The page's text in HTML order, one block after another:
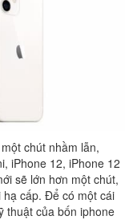
chút nhầm lẫn,
iPhone 12, iPhone 12
sẽ lớn hơn một chút,
cấp. Để có một cái
thuật của bốn iphone